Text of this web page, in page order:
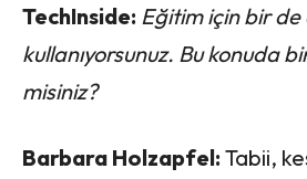
TechInside: Eğitim için bir de
kullanıyorsunuz. Bu konuda
misiniz?
Barbara Holzapfel: Tabii,